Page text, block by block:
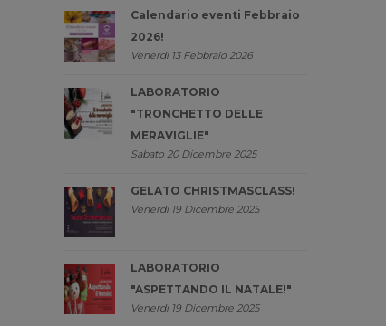
Calendario eventi Febbraio
2026!
Venerdi 13 Febbraio 2026
LABORATORIO
"TRONCHETTO DELLE
MERAVIGLIE"
Sabato 20 Dicembre 2025
GELATO CHRISTMASCLASS!
Venerdi 19 Dicembre 2025
LABORATORIO
"ASPETTANDO IL NATALE!"
Venerdi 19 Dicembre 2025